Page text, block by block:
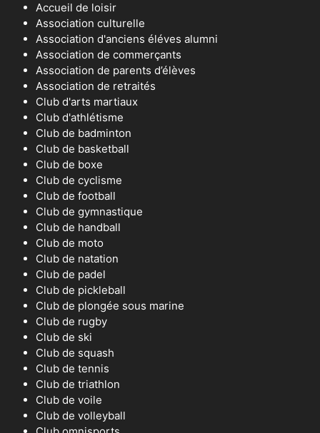
Accueil de loisir
Association culturelle
Association d'anciens éléves alumni
Association de commerçants
Association de parents d’élèves
Association de retraités
Club d'arts martiaux
Club d'athlétisme
Club de badminton
Club de basketball
Club de boxe
Club de cyclisme
Club de football
Club de gymnastique
Club de handball
Club de moto
Club de natation
Club de padel
Club de pickleball
Club de plongée sous marine
Club de rugby
Club de ski
Club de squash
Club de tennis
Club de triathlon
Club de voile
Club de volleyball